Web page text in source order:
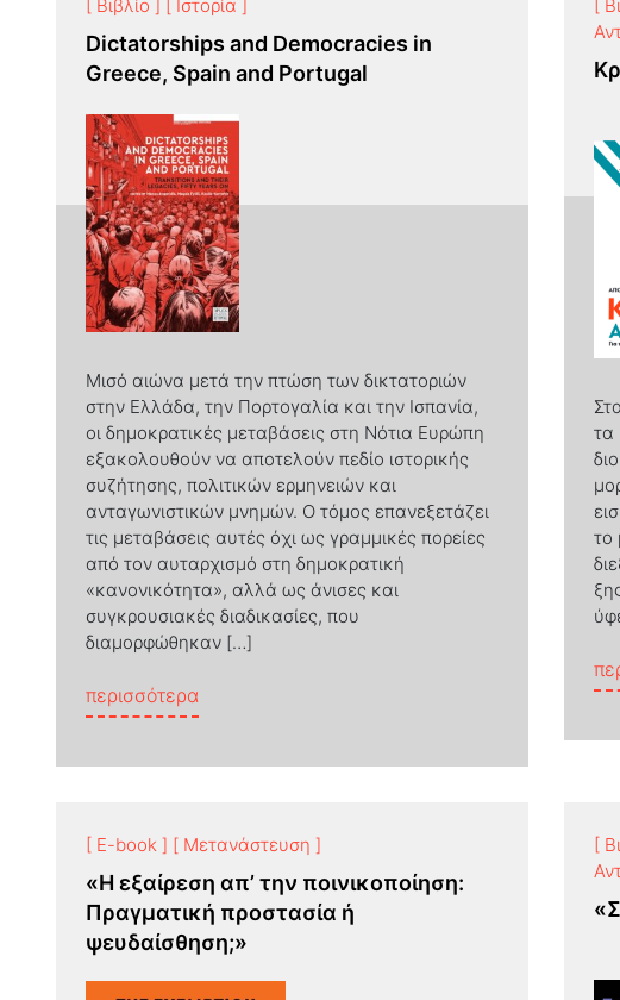
[ Βιβλίο ] [ Ιστορία ]
Dictatorships and Democracies in
Greece, Spain and Portugal
Μισό αιώνα μετά την πτώση των δικτατοριών
στην Ελλάδα, την Πορτογαλία και την Ισπανία,
οι δημοκρατικές μεταβάσεις στη Νότια Ευρώπη
εξακολουθούν να αποτελούν πεδίο ιστορικής
συζήτησης, πολιτικών ερμηνειών και
ανταγωνιστικών μνημών. Ο τόμος επανεξετάζει
τις μεταβάσεις αυτές όχι ως γραμμικές πορείες
από τον αυταρχισμό στη δημοκρατική
«κανονικότητα», αλλά ως άνισες και
συγκρουσιακές διαδικασίες, που
διαμορφώθηκαν […]
περισσότερα from Dictatorships and Democracies in
[
τα
το
[ E-book ] [ Μετανάστευση ]
«Η εξαίρεση απ’ την ποινικοποίηση:
Πραγματική προστασία ή
ψευδαίσθηση;»
[